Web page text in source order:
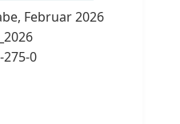
Februar 2026
275-0